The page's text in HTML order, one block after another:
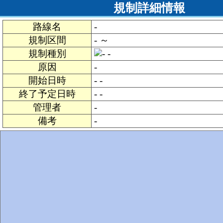
規制詳細情報
路線名
-
規制区間
- ～
規制種別
-
原因
-
開始日時
- -
終了予定日時
- -
管理者
-
備考
-